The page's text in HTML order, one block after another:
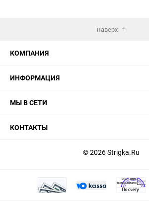
наверх
КОМПАНИЯ
ИНФОРМАЦИЯ
МЫ В СЕТИ
КОНТАКТЫ
© 2026 Strigka.Ru